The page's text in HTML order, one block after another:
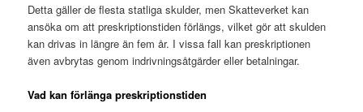
Detta gäller de flesta statliga skulder, men Skatteverket kan
ansöka om att preskriptionstiden förlängs, vilket gör att skulden
kan drivas in längre än fem år. I vissa fall kan preskriptionen
även avbrytas genom indrivningsåtgärder eller betalningar.
Vad kan förlänga preskriptionstiden